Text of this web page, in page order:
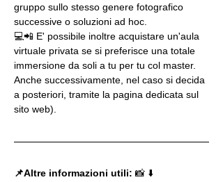
gruppo sullo stesso genere fotografico
successive o soluzioni ad hoc.
💻📲 E' possibile inoltre acquistare un'aula
virtuale privata se si preferisce una totale
immersione da soli a tu per tu col master.
Anche successivamente, nel caso si decida
a posteriori, tramite la pagina dedicata sul
sito web).
📌Altre informazioni utili: 📸 ⬇️